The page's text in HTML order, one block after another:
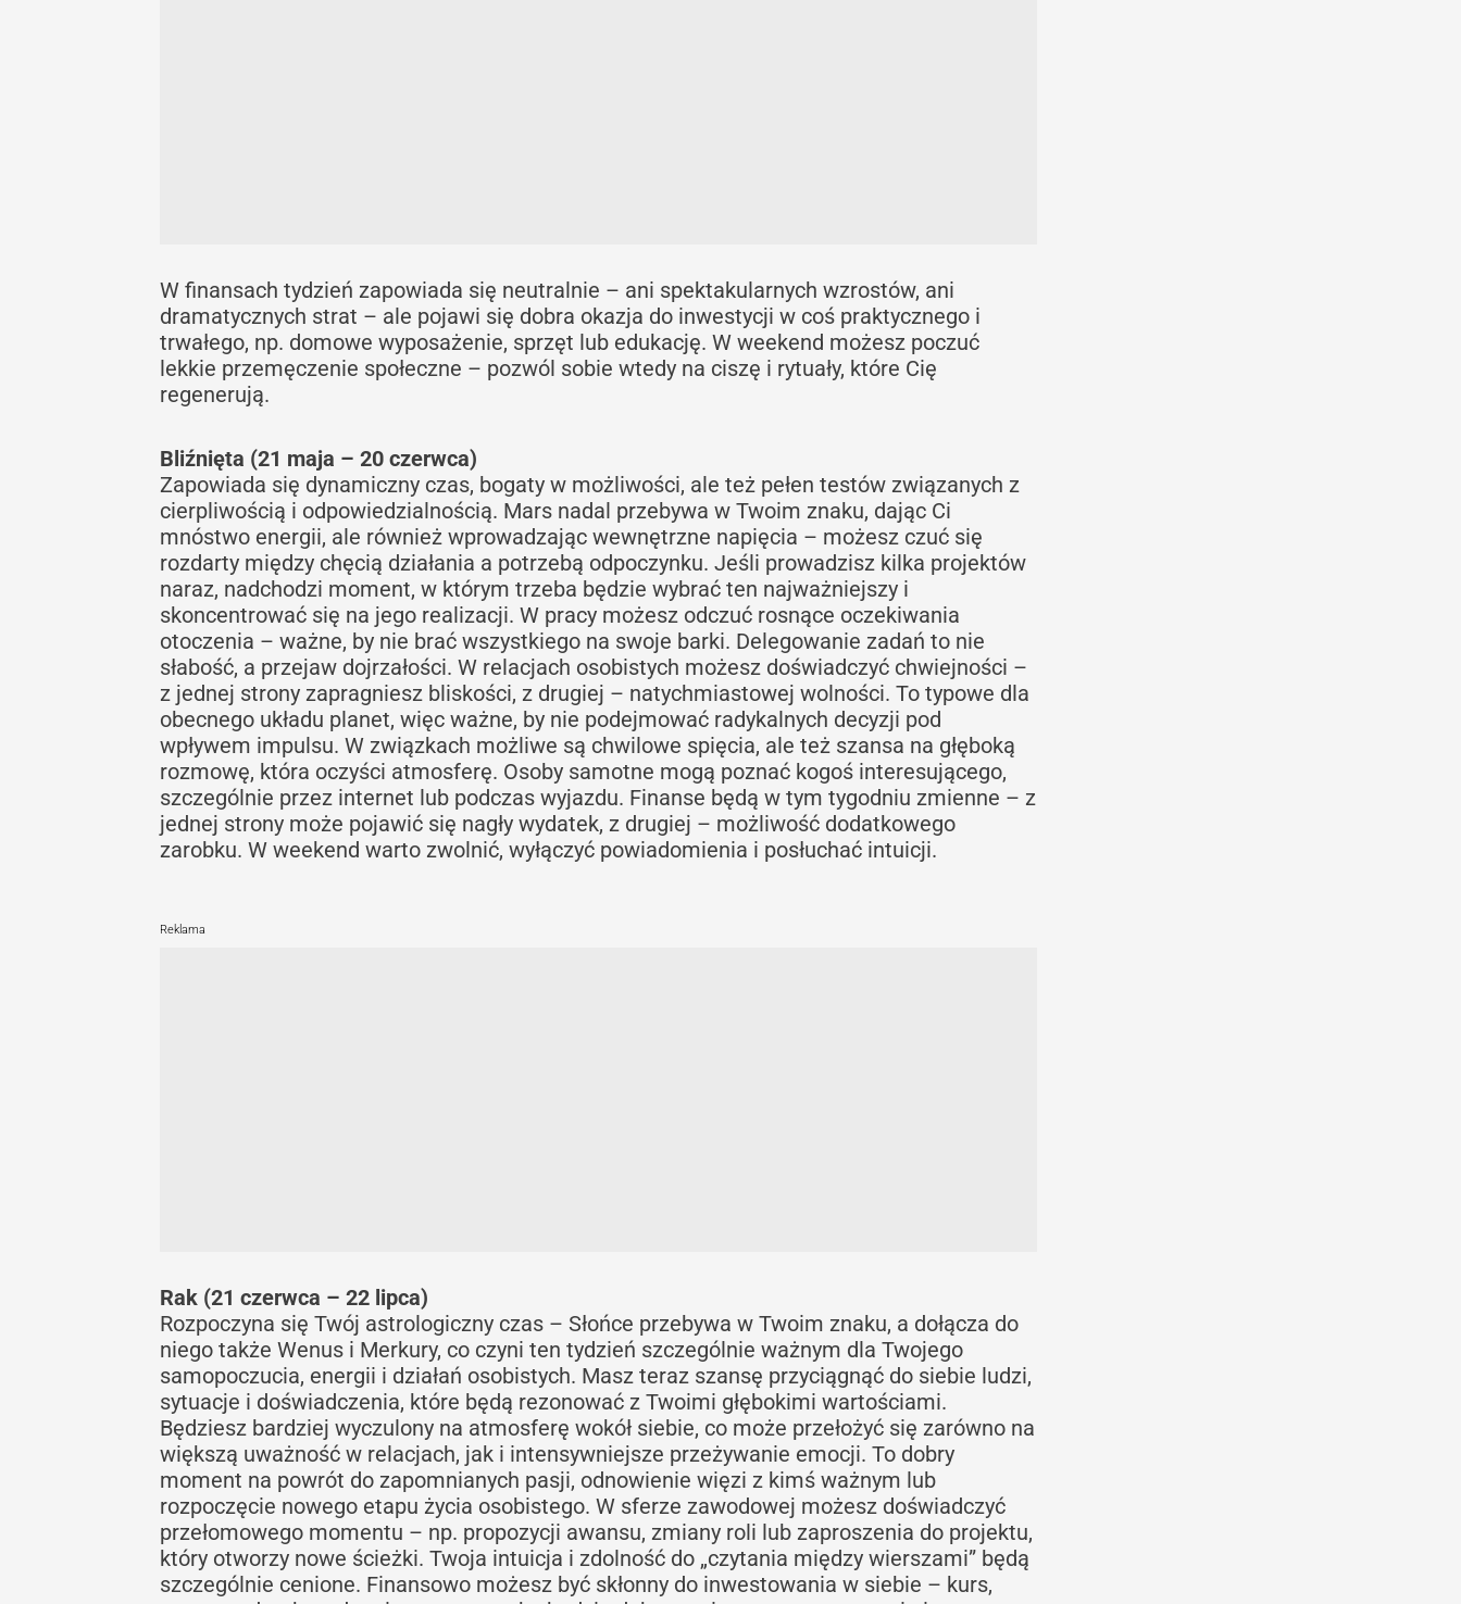
W finansach tydzień zapowiada się neutralnie – ani spektakularnych wzrostów, ani
dramatycznych strat – ale pojawi się dobra okazja do inwestycji w coś praktycznego i
trwałego, np. domowe wyposażenie, sprzęt lub edukację. W weekend możesz poczuć
lekkie przemęczenie społeczne – pozwól sobie wtedy na ciszę i rytuały, które Cię
regenerują.
Bliźnięta (21 maja – 20 czerwca)
Zapowiada się dynamiczny czas, bogaty w możliwości, ale też pełen testów związanych z
cierpliwością i odpowiedzialnością. Mars nadal przebywa w Twoim znaku, dając Ci
mnóstwo energii, ale również wprowadzając wewnętrzne napięcia – możesz czuć się
rozdarty między chęcią działania a potrzebą odpoczynku. Jeśli prowadzisz kilka projektów
naraz, nadchodzi moment, w którym trzeba będzie wybrać ten najważniejszy i
skoncentrować się na jego realizacji. W pracy możesz odczuć rosnące oczekiwania
otoczenia – ważne, by nie brać wszystkiego na swoje barki. Delegowanie zadań to nie
słabość, a przejaw dojrzałości. W relacjach osobistych możesz doświadczyć chwiejności –
z jednej strony zapragniesz bliskości, z drugiej – natychmiastowej wolności. To typowe dla
obecnego układu planet, więc ważne, by nie podejmować radykalnych decyzji pod
wpływem impulsu. W związkach możliwe są chwilowe spięcia, ale też szansa na głęboką
rozmowę, która oczyści atmosferę. Osoby samotne mogą poznać kogoś interesującego,
szczególnie przez internet lub podczas wyjazdu. Finanse będą w tym tygodniu zmienne – z
jednej strony może pojawić się nagły wydatek, z drugiej – możliwość dodatkowego
zarobku. W weekend warto zwolnić, wyłączyć powiadomienia i posłuchać intuicji.
Reklama
Rak (21 czerwca – 22 lipca)
Rozpoczyna się Twój astrologiczny czas – Słońce przebywa w Twoim znaku, a dołącza do
niego także Wenus i Merkury, co czyni ten tydzień szczególnie ważnym dla Twojego
samopoczucia, energii i działań osobistych. Masz teraz szansę przyciągnąć do siebie ludzi,
sytuacje i doświadczenia, które będą rezonować z Twoimi głębokimi wartościami.
Będziesz bardziej wyczulony na atmosferę wokół siebie, co może przełożyć się zarówno na
większą uważność w relacjach, jak i intensywniejsze przeżywanie emocji. To dobry
moment na powrót do zapomnianych pasji, odnowienie więzi z kimś ważnym lub
rozpoczęcie nowego etapu życia osobistego. W sferze zawodowej możesz doświadczyć
przełomowego momentu – np. propozycji awansu, zmiany roli lub zaproszenia do projektu,
który otworzy nowe ścieżki. Twoja intuicja i zdolność do „czytania między wierszami” będą
szczególnie cenione. Finansowo możesz być skłonny do inwestowania w siebie – kurs,